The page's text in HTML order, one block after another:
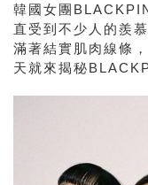
韓國女團
直受到不少人的羨
滿著結實肌肉線條
天就來揭秘